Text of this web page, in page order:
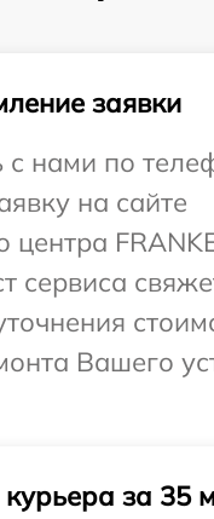
заявки
с нами по
на сайте
центра
сервиса
Вашего
за 35